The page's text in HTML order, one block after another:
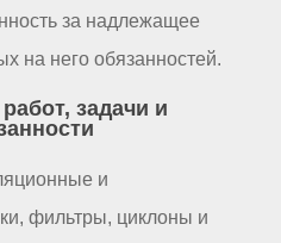
за надлежащее
на него обязанностей.
задачи и
и
фильтры, циклоны и